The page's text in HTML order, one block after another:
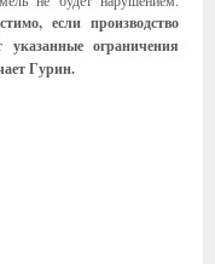
если производство
ограничения
Гурин.